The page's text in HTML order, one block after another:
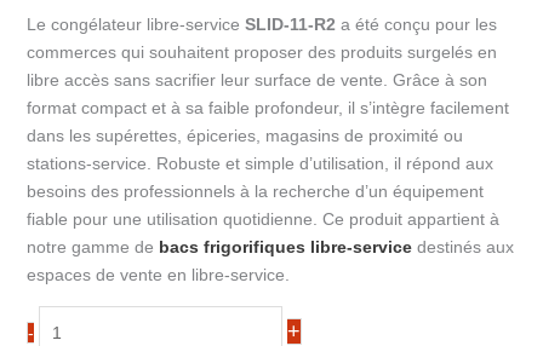
Le congélateur libre-service SLID-11-R2 a été conçu pour les
commerces qui souhaitent proposer des produits surgelés en
libre accès sans sacrifier leur surface de vente. Grâce à son
format compact et à sa faible profondeur, il s’intègre facilement
dans les supérettes, épiceries, magasins de proximité ou
stations-service. Robuste et simple d’utilisation, il répond aux
besoins des professionnels à la recherche d’un équipement
fiable pour une utilisation quotidienne. Ce produit appartient à
notre gamme de bacs frigorifiques libre-servicedestinés aux
espaces de vente en libre-service.
- +